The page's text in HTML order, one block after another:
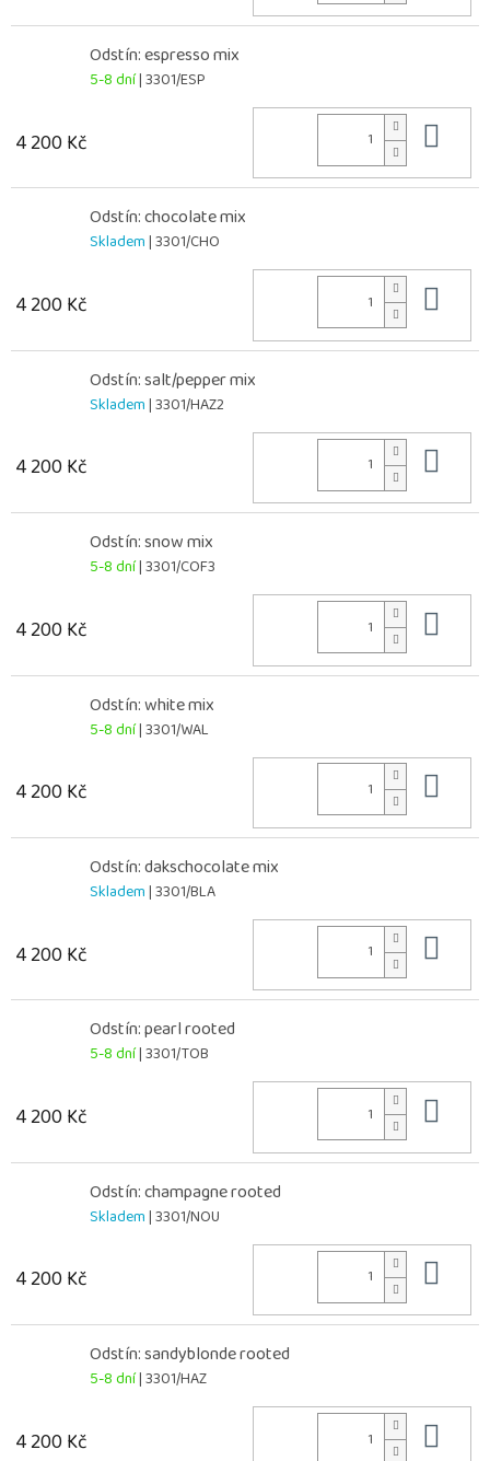
Odstín: espresso mix
5-8 dní| 3301/ESP
4 200 Kč
Odstín: chocolate mix
Skladem| 3301/CHO
4 200 Kč
Odstín: salt/pepper mix
Skladem| 3301/HAZ2
4 200 Kč
Odstín: snow mix
5-8 dní| 3301/COF3
4 200 Kč
Odstín: white mix
5-8 dní| 3301/WAL
4 200 Kč
Odstín: dakschocolate mix
Skladem| 3301/BLA
4 200 Kč
Odstín: pearl rooted
5-8 dní| 3301/TOB
4 200 Kč
Odstín: champagne rooted
Skladem| 3301/NOU
4 200 Kč
Odstín: sandyblonde rooted
5-8 dní| 3301/HAZ
4 200 Kč